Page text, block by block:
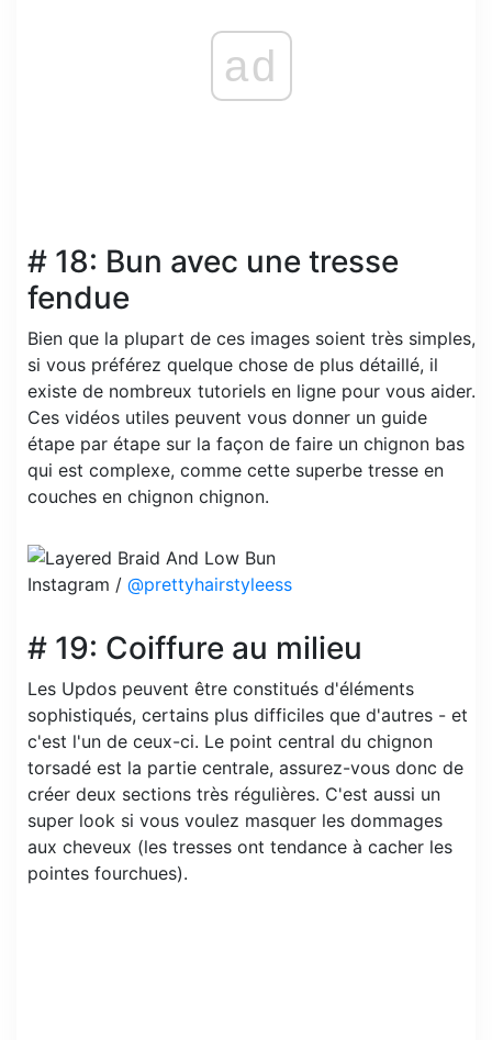
ad
# 18: Bun avec une tresse
fendue
Bien que la plupart de ces images soient très simples,
si vous préférez quelque chose de plus détaillé, il
existe de nombreux tutoriels en ligne pour vous aider.
Ces vidéos utiles peuvent vous donner un guide
étape par étape sur la façon de faire un chignon bas
qui est complexe, comme cette superbe tresse en
couches en chignon chignon.
Instagram / @prettyhairstyleess
# 19: Coiffure au milieu
Les Updos peuvent être constitués d'éléments
sophistiqués, certains plus difficiles que d'autres - et
c'est l'un de ceux-ci. Le point central du chignon
torsadé est la partie centrale, assurez-vous donc de
créer deux sections très régulières. C'est aussi un
super look si vous voulez masquer les dommages
aux cheveux (les tresses ont tendance à cacher les
pointes fourchues).